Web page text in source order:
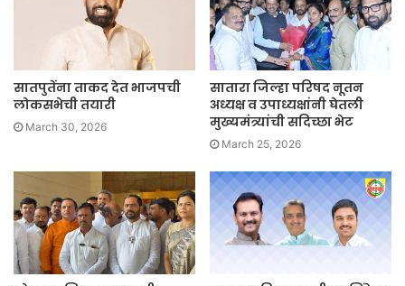
सातपुतेंना ताकद देत भाजपची
लोकसभेची तयारी
March 30, 2026
सातारा जिल्हा परिषद नूतन
अध्यक्ष व उपाध्यक्षांनी घेतली
मुख्यमंत्र्यांची सदिच्छा भेट
March 25, 2026